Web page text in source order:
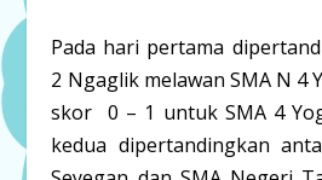
Pada hari pertama
2 Ngaglik melawan SMA N 4
skor 0 – 1 untuk SMA 4
kedua dipertandingkan